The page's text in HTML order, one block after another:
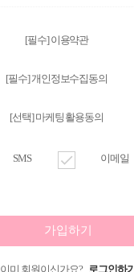
[필수] 이용약관
[필수] 개인정보수집동의
[선택] 마케팅 활용동의
SMS check 이메일
가입하기
이미 회원이신가요? 로그인하기